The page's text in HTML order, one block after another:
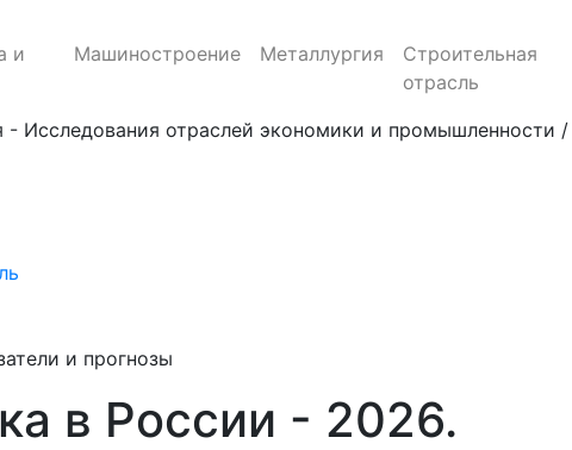
и
Машиностроение Металлургия
Строительная
отрасль
- Исследования отраслей экономики и
и прогнозы
в России - 2026.